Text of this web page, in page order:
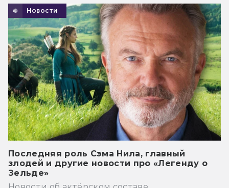
Новости
Последняя роль Сэма Нила, главный
злодей и другие новости про «Легенду о
Зельде»